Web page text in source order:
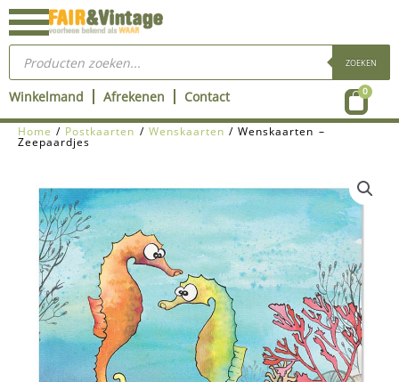
Ga
naar
inhoud
Producten
zoeken ZOEKEN
Winkelmand Afrekenen Contact 0
Home / Postkaarten / Wenskaarten / Wenskaarten –
Zeepaardjes